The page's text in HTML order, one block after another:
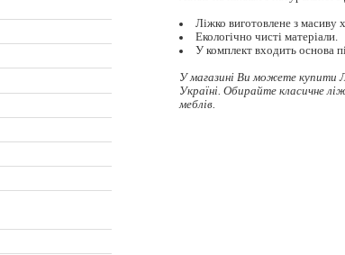
Ліжко виготовлене з масиву
Екологічно чисті матеріали.
У комплект входить основа
У магазині Ви можете купити
Україні. Обирайте класичне
меблів.